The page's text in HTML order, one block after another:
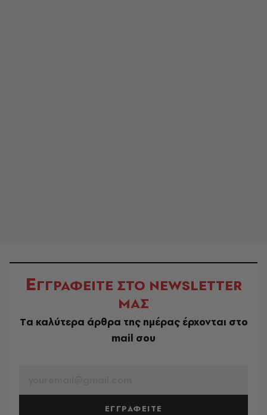
ΕΓΓΡΑΦΕΙΤΕ ΣΤΟ NEWSLETTER
ΜΑΣ
Tα καλύτερα άρθρα της ημέρας έρχονται στο
mail σου
ΕΓΓΡΑΦΕΙΤΕ